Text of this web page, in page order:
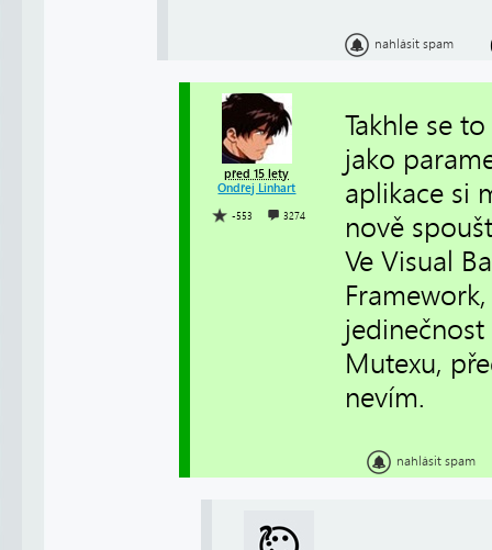
nahlásit spam
před 15 lety
Ondřej Linhart
-553 3274
Takhle se
jako
aplikace si
nově
Ve Visual
Mutexu,
nevím.
nahlásit spam